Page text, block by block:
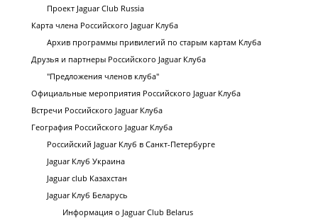
Проект Jaguar Club Russia
Карта члена Российского Jaguar Клуба
Архив программы привилегий по старым картам Клуба
Друзья и партнеры Российского Jaguar Клуба
"Предложения членов клуба"
Официальные мероприятия Российского Jaguar Клуба
Встречи Российского Jaguar Клуба
География Российского Jaguar Клуба
Российский Jaguar Клуб в Санкт-Петербурге
Jaguar Клуб Украина
Jaguar club Казахстан
Jaguar Клуб Беларусь
Информация о Jaguar Club Belarus